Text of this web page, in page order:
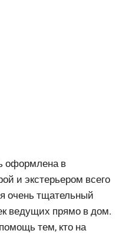
оформлена в
и экстерьером всего
очень тщательный
ведущих прямо в дом.
тем, кто на